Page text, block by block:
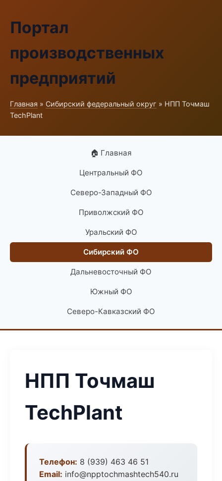
Портал
производственных
предприятий
Главная » Сибирский федеральный округ » НПП Точмаш
TechPlant
🏠 Главная
Центральный ФО
Северо-Западный ФО
Приволжский ФО
Уральский ФО
Сибирский ФО
Дальневосточный ФО
Южный ФО
Северо-Кавказский ФО
НПП Точмаш
TechPlant
Телефон: 8 (939) 463 46 51
Email: info@npptochmashtech540.ru